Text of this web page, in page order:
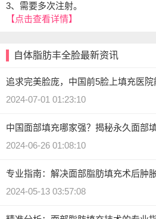
3、需要多次注射。
【点击查看详情】
自体脂肪丰全脸最新资讯
追求完美脸庞，中国前5脸上填充医院
2024-07-01 01:23:10
中国面部填充哪家强？揭秘永久面部
2024-06-26 01:08:10
专业指南：解决面部脂肪填充术后肿
2024-05-13 03:57:08